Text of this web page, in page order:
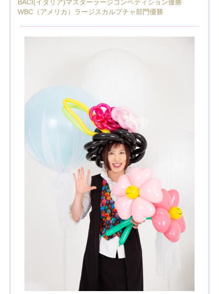
BACI(イタリア)マスターラージコンペティション優勝
WBC（アメリカ）ラージスカルプチャ部門優勝